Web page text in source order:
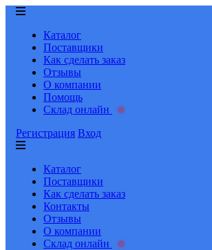
Каталог
Поставщики
Как сделать заказ
Отзывы
О компании
Помощь
Склад онлайн
Регистрация Вход
Каталог
Поставщики
Как сделать заказ
Контакты
Отзывы
О компании
Склад онлайн